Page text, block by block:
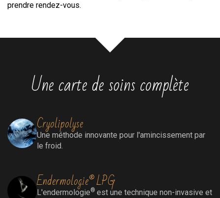
prendre rendez-vous.
Une carte de soins complète
Cryolipolyse
Une méthode innovante pour l'amincissement par
le froid.
Endermologie® LPG
L'endermologie® est une technique non-invasive et